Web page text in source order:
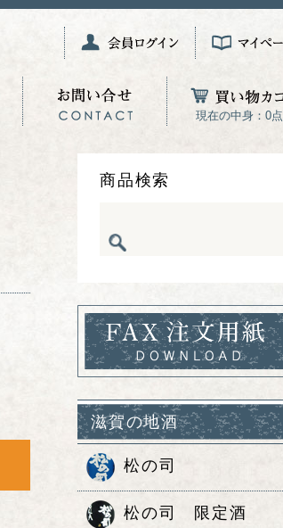
現在の中身：0点
商品検索
滋賀の地酒
松の司
松の司 限定酒